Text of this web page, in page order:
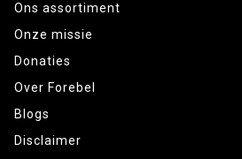
Ons assortiment
Onze missie
Donaties
Over Forebel
Blogs
Disclaimer